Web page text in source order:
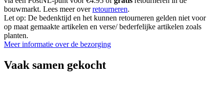
bouwmarkt. Lees meer overretourneren.
Let op: De bedenktijd en het kunnen retourneren gelden niet voor
op maat gemaakte artikelen en verse/ bederfelijke artikelen zoals
planten.
Meer informatie over de bezorging
Vaak samen gekocht